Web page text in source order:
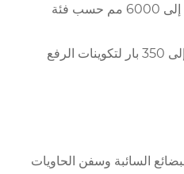
أطوال الشوط من 800 مم إلى 6000 مم حسب فئة
تم تصنيف ضغوط التشغيل إلى 350 بار لتكوينات الرفع
السائبة وسفن الحاويات